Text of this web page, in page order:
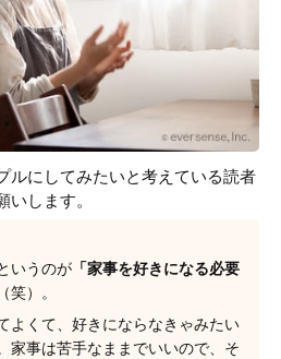
ルにしてみたいと考えている読者
します。
いうのが 「家事を好きになる必要
笑）。
よくて、好きにならなきゃみたい
家事は苦手なままでいいので、そ